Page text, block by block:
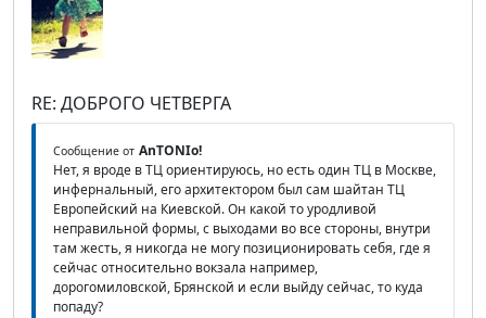
RE: ДОБРОГО ЧЕТВЕРГА
Сообщение от AnTONIo!
Нет, я вроде в ТЦ ориентируюсь, но есть один ТЦ в Москве,
инфернальный, его архитектором был сам шайтан ТЦ
Европейский на Киевской. Он какой то уродливой
неправильной формы, с выходами во все стороны, внутри
там жесть, я никогда не могу позиционировать себя, где я
сейчас относительно вокзала например,
дорогомиловской, Брянской и если выйду сейчас, то куда
попаду?